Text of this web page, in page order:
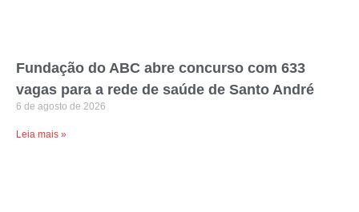
Fundação do ABC abre concurso com 633
vagas para a rede de saúde de Santo André
6 de agosto de 2026
Leia mais »